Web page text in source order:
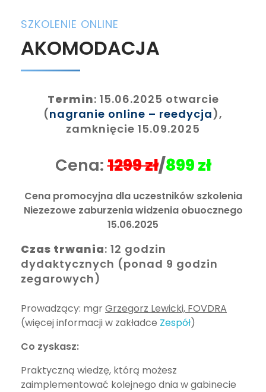
SZKOLENIE ONLINE
AKOMODACJA
Termin: 15.06.2025 otwarcie
(nagranie online – reedycja),
zamknięcie 15.09.2025
Cena:1299 zł/899 zł
Cena promocyjna dla uczestników szkolenia
Niezezowe zaburzenia widzenia obuocznego
15.06.2025
Czas trwania: 12 godzin
dydaktycznych (ponad 9 godzin
zegarowych)
Prowadzący: mgrGrzegorz Lewicki, FOVDRA
(więcej informacji w zakładce Zespół)
Co zyskasz:
Praktyczną wiedzę, którą możesz
zaimplementować kolejnego dnia w gabinecie